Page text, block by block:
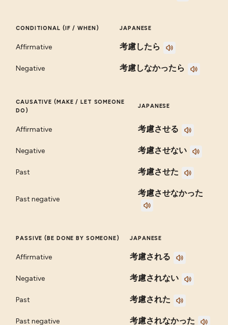
CONDITIONAL (IF / WHEN) JAPANESE
Affirmative 考慮したら
Negative 考慮しなかったら
CAUSATIVE (MAKE / LET SOMEONE
DO)
JAPANESE
Affirmative 考慮させる
Negative 考慮させない
Past 考慮させた
Past negative
考慮させなかった
PASSIVE (BE DONE BY SOMEONE) JAPANESE
Affirmative 考慮される
Negative 考慮されない
Past 考慮された
Past negative 考慮されなかった